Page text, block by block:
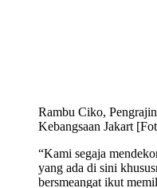
Rambu Ciko,
Kebangsaan Jakart
“Kami segaja
yang ada di sini
bersmeangat ikut